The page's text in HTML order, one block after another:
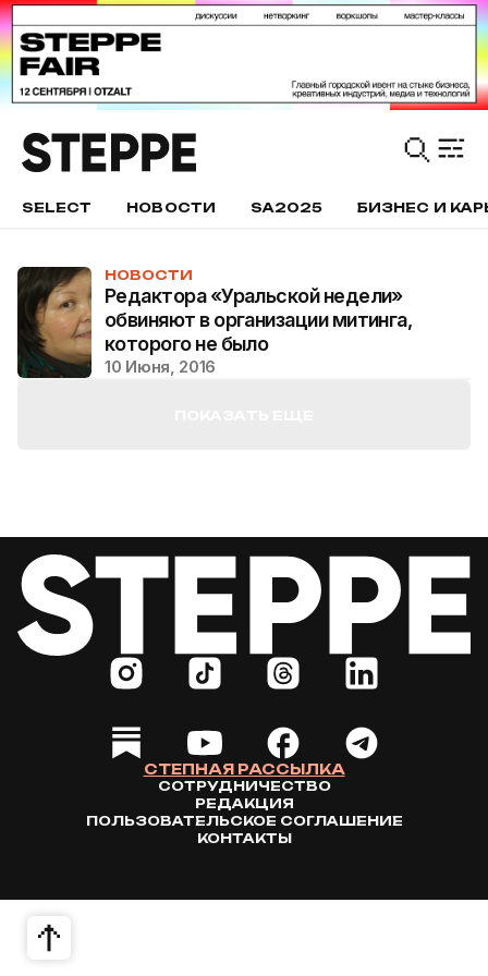
SELECT НОВОСТИ SA2025 БИЗНЕС И
НОВОСТИ
Редактора «Уральской недели»
обвиняют в организации митинга,
которого не было
10 Июня, 2016
СТЕПНАЯ РАССЫЛКА
СОТРУДНИЧЕСТВО
РЕДАКЦИЯ
ПОЛЬЗОВАТЕЛЬСКОЕ СОГЛАШЕНИЕ
КОНТАКТЫ